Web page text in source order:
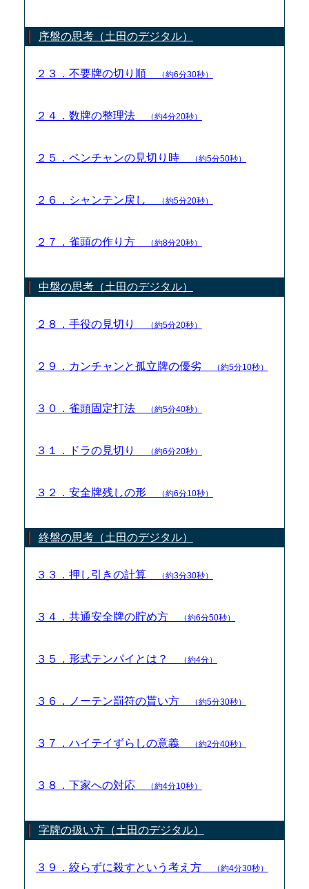
序盤の思考（土田のデジタル）
２３．不要牌の切り順 （約6分30秒）
２４．数牌の整理法 （約4分20秒）
２５．ペンチャンの見切り時 （約5分50秒）
２６．シャンテン戻し （約5分20秒）
２７．雀頭の作り方 （約8分20秒）
中盤の思考（土田のデジタル）
２８．手役の見切り （約5分20秒）
２９．カンチャンと孤立牌の優劣 （約5分10秒）
３０．雀頭固定打法 （約5分40秒）
３１．ドラの見切り （約6分20秒）
３２．安全牌残しの形 （約6分10秒）
終盤の思考（土田のデジタル）
３３．押し引きの計算 （約3分30秒）
３４．共通安全牌の貯め方 （約6分50秒）
３５．形式テンパイとは？ （約4分）
３６．ノーテン罰符の貰い方 （約5分30秒）
３７．ハイテイずらしの意義 （約2分40秒）
３８．下家への対応 （約4分10秒）
字牌の扱い方（土田のデジタル）
３９．絞らずに殺すという考え方 （約4分30秒）